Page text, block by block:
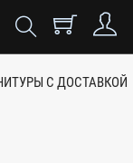
С ДОСТАВКОЙ